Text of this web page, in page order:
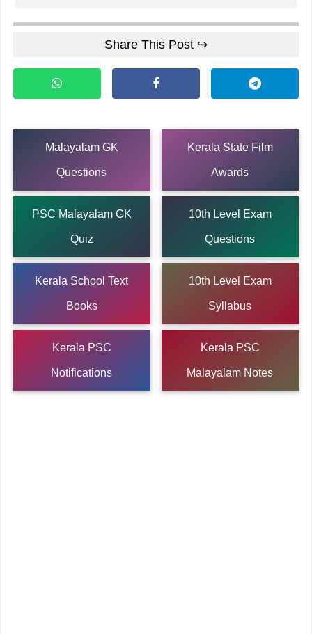
Share This Post ↪
Malayalam GK
Questions
Kerala State Film
Awards
PSC Malayalam GK
Quiz
10th Level Exam
Questions
Kerala School Text
Books
10th Level Exam
Syllabus
Kerala PSC
Notifications
Kerala PSC
Malayalam Notes